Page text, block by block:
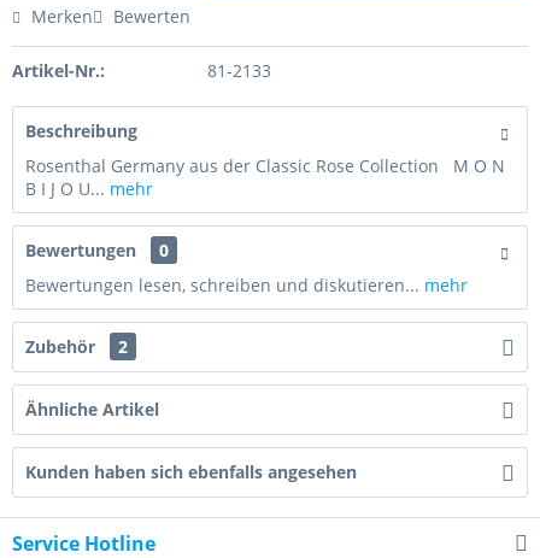
Merken Bewerten
Artikel-Nr.: 81-2133
Beschreibung
Rosenthal Germany aus der Classic Rose Collection M O N
B I J O U... mehr
Bewertungen
0
Bewertungen lesen, schreiben und diskutieren... mehr
Zubehör 2
Ähnliche Artikel
Kunden haben sich ebenfalls angesehen
Service Hotline